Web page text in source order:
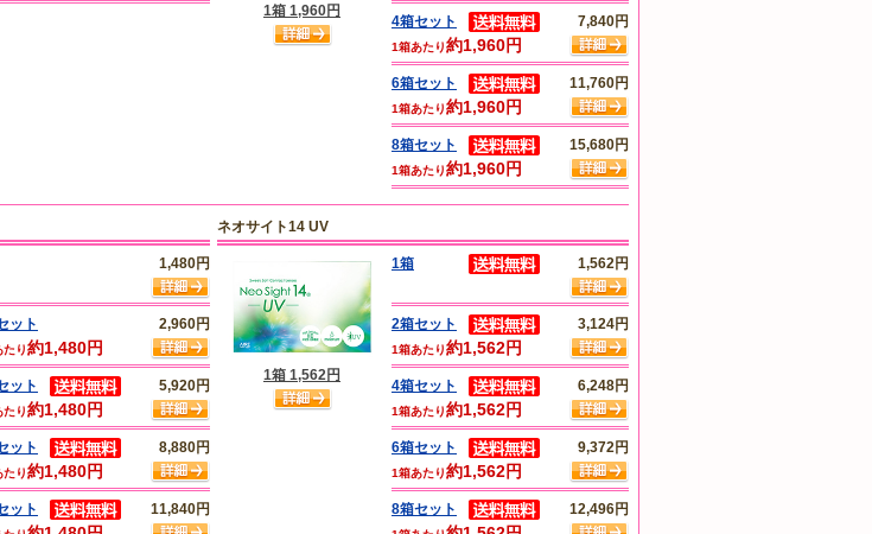
1箱 1,960円
4箱セット 7,840円
1箱あたり約1,960円
6箱セット 11,760円
1箱あたり約1,960円
8箱セット 15,680円
1箱あたり約1,960円
1,480円
ット 2,960円
たり約1,480円
ット 5,920円
たり約1,480円
ット 8,880円
たり約1,480円
ット 11,840円
ネオサイト14 UV
1箱 1,562円
1箱 1,562円
2箱セット 3,124円
1箱あたり約1,562円
4箱セット 6,248円
1箱あたり約1,562円
6箱セット 9,372円
1箱あたり約1,562円
8箱セット 12,496円